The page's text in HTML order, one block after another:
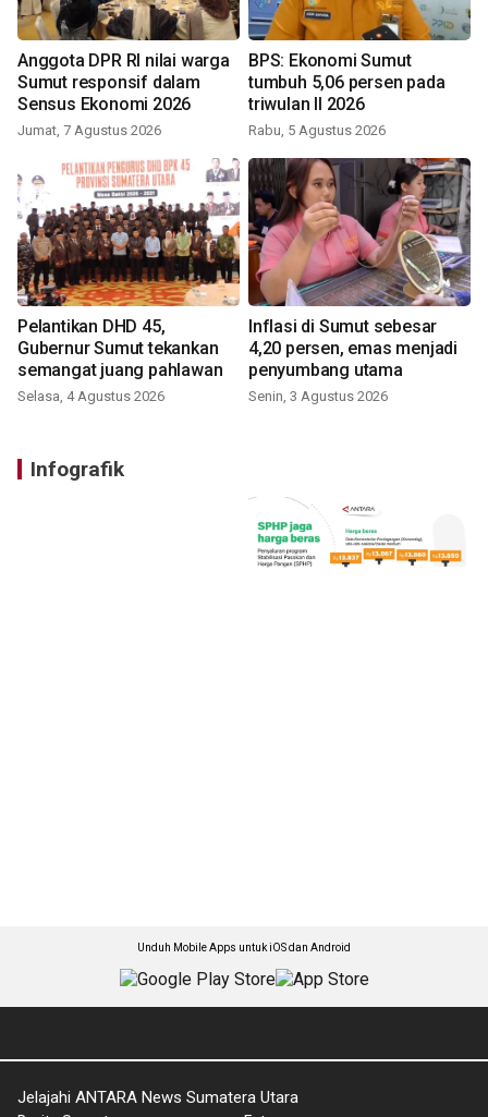
Anggota DPR RI nilai warga
Sumut responsif dalam
Sensus Ekonomi 2026
Jumat, 7 Agustus 2026
BPS: Ekonomi Sumut
tumbuh 5,06 persen pada
triwulan II 2026
Rabu, 5 Agustus 2026
Pelantikan DHD 45,
Gubernur Sumut tekankan
semangat juang pahlawan
Selasa, 4 Agustus 2026
Inflasi di Sumut sebesar
4,20 persen, emas menjadi
penyumbang utama
Senin, 3 Agustus 2026
Infografik
Unduh Mobile Apps untuk iOS dan Android
Jelajahi ANTARA News Sumatera Utara